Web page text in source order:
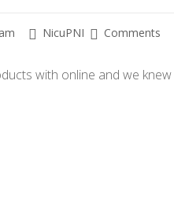
NicuPNI Comments
with online and we